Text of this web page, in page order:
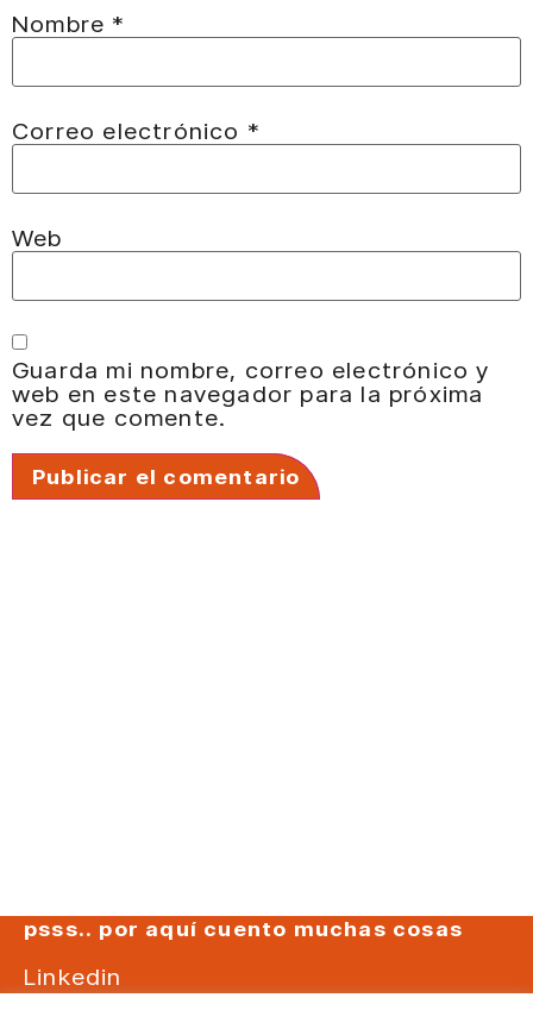
Nombre *
Correo electrónico *
Web
Guarda mi nombre, correo electrónico y
web en este navegador para la próxima
vez que comente.
psss.. por aquí cuento muchas cosas
Linkedin